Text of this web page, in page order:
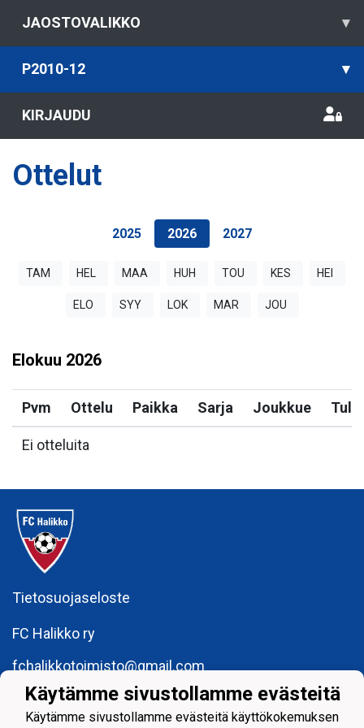
JAOSTOVALIKKO ▾
P2010-12 ▾
KIRJAUDU
Ottelut
2025 2026 2027
TAM HEL MAA HUH TOU KES HEI
ELO SYY LOK MAR JOU
Elokuu 2026
Pvm Ottelu Paikka Sarja Joukkue
Ei otteluita
Tietosuojaseloste
FC Halikko ry
fchalikkotoimisto@gmail.com
y-tunnus: 1755429 - 6
Käytämme sivustollamme evästeitä
Käytämme sivustollamme evästeitä käyttökokemuksen